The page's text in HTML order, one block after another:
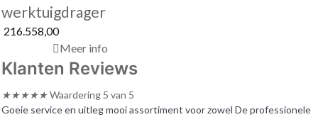
werktuigdrager
216.558,00
Meer info
Klanten Reviews
★★★★★Waardering 5 van 5
Goeie service en uitleg mooi assortiment voor zowel De professionele